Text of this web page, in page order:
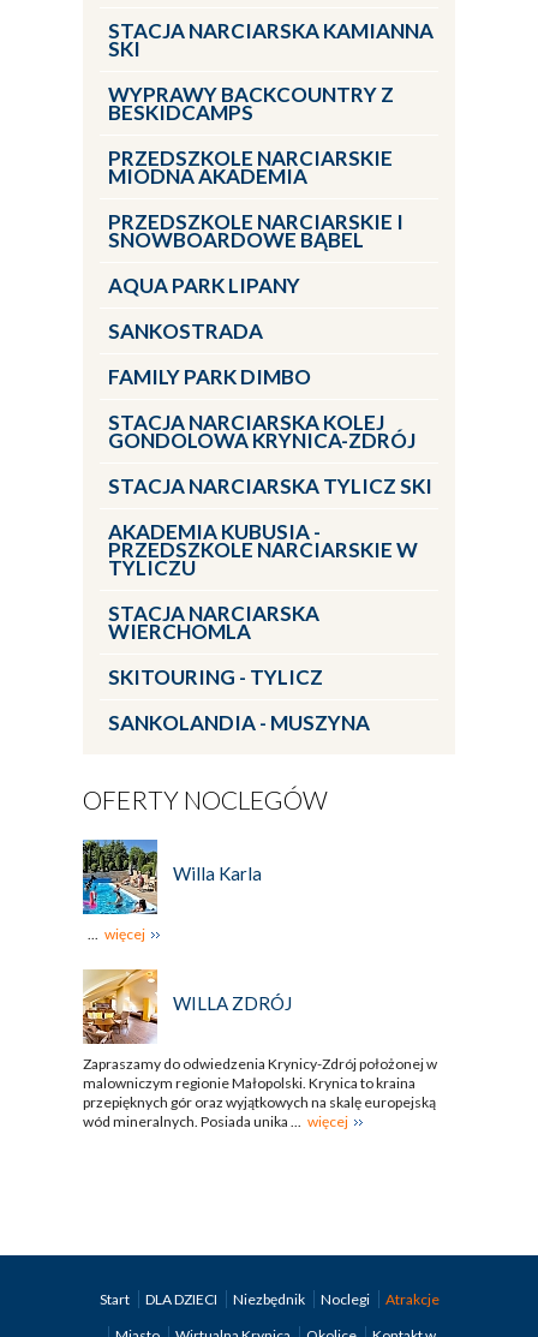
STACJA NARCIARSKA KAMIANNA
SKI
WYPRAWY BACKCOUNTRY Z
BESKIDCAMPS
PRZEDSZKOLE NARCIARSKIE
MIODNA AKADEMIA
PRZEDSZKOLE NARCIARSKIE I
SNOWBOARDOWE BĄBEL
AQUA PARK LIPANY
SANKOSTRADA
FAMILY PARK DIMBO
STACJA NARCIARSKA KOLEJ
GONDOLOWA KRYNICA-ZDRÓJ
STACJA NARCIARSKA TYLICZ SKI
AKADEMIA KUBUSIA -
PRZEDSZKOLE NARCIARSKIE W
TYLICZU
STACJA NARCIARSKA
WIERCHOMLA
SKITOURING - TYLICZ
SANKOLANDIA - MUSZYNA
OFERTY NOCLEGÓW
Willa Karla
... więcej
WILLA ZDRÓJ
Zapraszamy do odwiedzenia Krynicy-Zdrój położonej w
malowniczym regionie Małopolski. Krynica to kraina
przepięknych gór oraz wyjątkowych na skalę europejską
wód mineralnych. Posiada unika ... więcej
Start DLA DZIECI Niezbędnik Noclegi
Atrakcje